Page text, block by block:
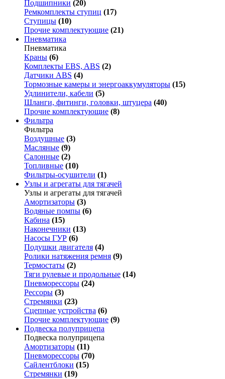
Подшипники (20)
Ремкомплекты ступиц (17)
Ступицы (10)
Прочие комплектующие (21)
Пневматика
Пневматика
Краны (6)
Комплекты EBS, ABS (2)
Датчики ABS (4)
Тормозные камеры и энергоаккумуляторы (15)
Удлинители, кабели (5)
Шланги, фитинги, головки, штуцера (40)
Прочие комплектующие (8)
Фильтра
Фильтра
Воздушные (3)
Масляные (9)
Салонные (2)
Топливные (10)
Фильтры-осушители (1)
Узлы и агрегаты для тягачей
Узлы и агрегаты для тягачей
Амортизаторы (3)
Водяные помпы (6)
Кабина (15)
Наконечники (13)
Насосы ГУР (6)
Подушки двигателя (4)
Ролики натяжения ремня (9)
Термостаты (2)
Тяги рулевые и продольные (14)
Пневморессоры (24)
Рессоры (3)
Стремянки (23)
Сцепные устройства (6)
Прочие комплектующие (9)
Подвеска полуприцепа
Подвеска полуприцепа
Амортизаторы (11)
Пневморессоры (70)
Сайлентблоки (15)
Стремянки (19)